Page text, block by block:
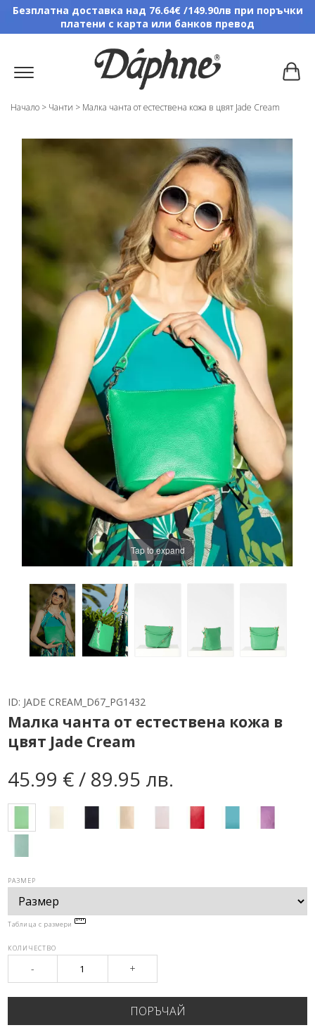
Безплатна доставка над 76.64€ /149.90лв при поръчки
платени с карта или банков превод
Начало > Чанти > Малка чанта от естествена кожа в цвят Jade Cream
Tap to expand
ID: JADE CREAM_D67_PG1432
Малка чанта от естествена кожа в
цвят Jade Cream
45.99 € / 89.95 лв.
РАЗМЕР
Таблица с размери
КОЛИЧЕСТВО
- +